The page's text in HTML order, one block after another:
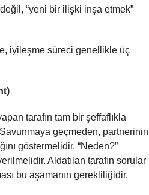
“yeni bir ilişki inşa etmek”
iyileşme süreci genellikle üç
tarafın tam bir şeffaflıkla
geçmeden, partnerinin
göstermelidir. “Neden?”
Aldatılan tarafın sorular
bu aşamanın gerekliliğidir.